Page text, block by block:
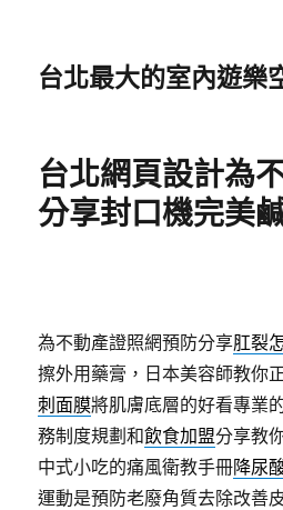
台北最大的室內遊樂
台北網頁設計為
分享封口機完美
為不動產證照網預防分享肛裂
擦外用藥膏，日本美容師教你
刺面膜將肌膚底層的好看專業
務制度規劃和飲食加盟分享教
中式小吃的痛風衛教手冊降尿
運動是預防老廢角質去除改善